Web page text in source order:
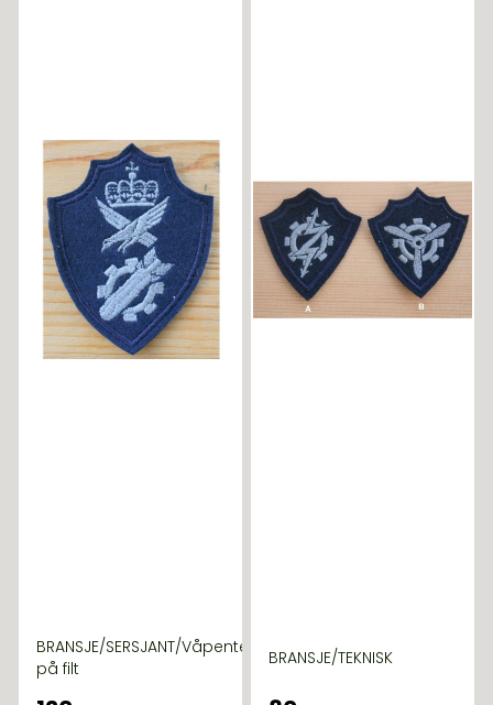
BRANSJE/SERSJANT/Våpenteknisk
på filt
BRANSJE/TEKNISK